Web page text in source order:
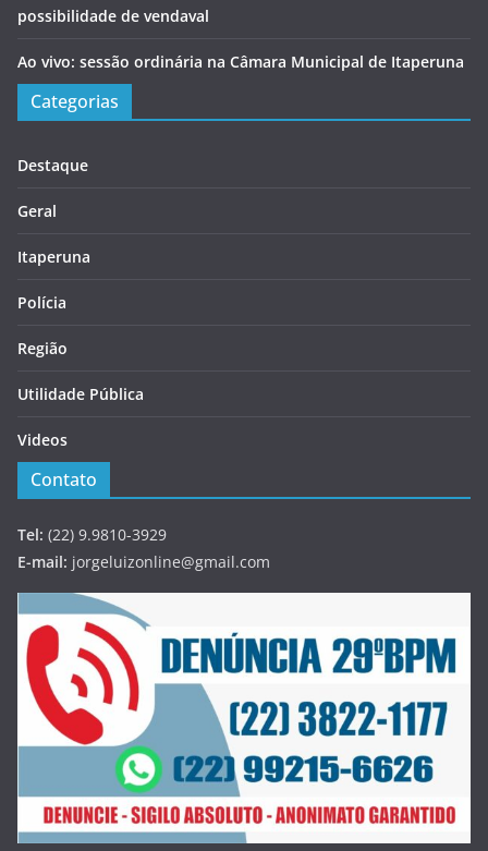
possibilidade de vendaval
Ao vivo: sessão ordinária na Câmara Municipal de Itaperuna
Categorias
Destaque
Geral
Itaperuna
Polícia
Região
Utilidade Pública
Videos
Contato
Tel: (22) 9.9810-3929
E-mail: jorgeluizonline@gmail.com